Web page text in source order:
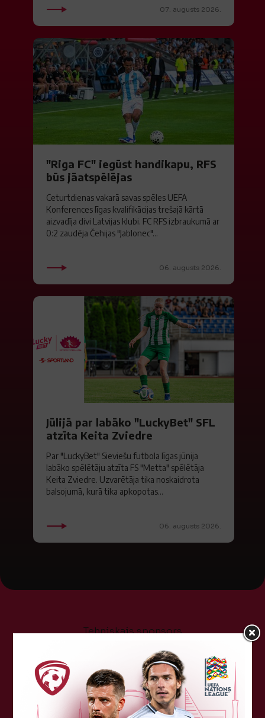
07. augusts 2026.
"Riga FC" iegūst handikapu, RFS
būs jāatspēlējas
Ceturtdienas vakarā savas spēles UEFA
Konferences līgas kvalifikācijas trešajā kārtā
aizvadīja divi Latvijas klubi. FC RFS izbraukumā ar
0:2 zaudēja Čehijas "Jablonec"...
06. augusts 2026.
Jūlijā par labāko "LuckyBet" SFL
atzīta Keita Zviedre
Par "LuckyBet" Sieviešu futbola līgas jūnija
labāko spēlētāju atzīta FS "Metta" spēlētāja
Keita Zviedre. Uzvarētāja tika noskaidrota
balsojumā, kurā tika apkopotas...
06. augusts 2026.
Tehniskais sponsors